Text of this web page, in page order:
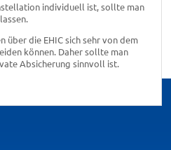
individuell ist, sollte man
über die EHIC sich sehr von dem
können. Daher sollte man
Absicherung sinnvoll ist.